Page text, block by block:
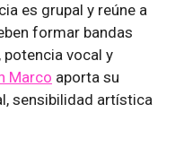
es grupal y reúne a
formar bandas
vocal y
Marco aporta su
sensibilidad artística